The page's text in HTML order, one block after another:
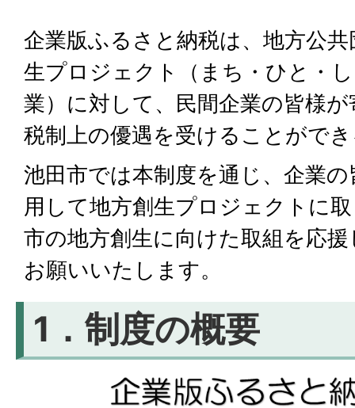
企業版ふるさと納税は、地方公
生プロジェクト（まち・ひと・
業）に対して、民間企業の皆様
税制上の優遇を受けることがで
池田市では本制度を通じ、企業
用して地方創生プロジェクトに
市の地方創生に向けた取組を応
お願いいたします。
1．制度の概要